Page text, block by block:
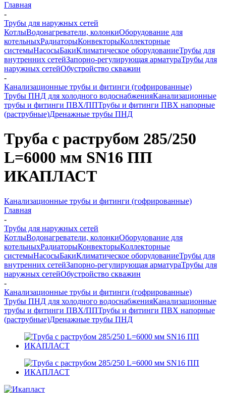
Главная
-
Трубы для наружных сетей
КотлыВодонагреватели, колонкиОборудование для
котельныхРадиаторыКонвекторыКоллекторные
системыНасосыБакиКлиматическое оборудованиеТрубы для
внутренних сетейЗапорно-регулирующая арматураТрубы для
наружных сетейОбустройство скважин
-
Канализационные трубы и фитинги (гофрированные)
Трубы ПНД для холодного водоснабженияКанализационные
трубы и фитинги ПВХ/ППТрубы и фитинги ПВХ напорные
(раструбные)Дренажные трубы ПНД
Tруба с раструбом 285/250
L=6000 мм SN16 ПП
ИКАПЛАСТ
Канализационные трубы и фитинги (гофрированные)
Главная
-
Трубы для наружных сетей
КотлыВодонагреватели, колонкиОборудование для
котельныхРадиаторыКонвекторыКоллекторные
системыНасосыБакиКлиматическое оборудованиеТрубы для
внутренних сетейЗапорно-регулирующая арматураТрубы для
наружных сетейОбустройство скважин
-
Канализационные трубы и фитинги (гофрированные)
Трубы ПНД для холодного водоснабженияКанализационные
трубы и фитинги ПВХ/ППТрубы и фитинги ПВХ напорные
(раструбные)Дренажные трубы ПНД